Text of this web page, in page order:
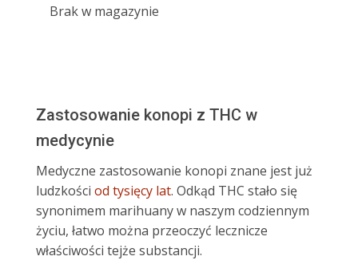
Brak w magazynie
Zastosowanie konopi z THC w
medycynie
Medyczne zastosowanie konopi znane jest już
ludzkości od tysięcy lat. Odkąd THC stało się
synonimem marihuany w naszym codziennym
życiu, łatwo można przeoczyć lecznicze
właściwości tejże substancji.